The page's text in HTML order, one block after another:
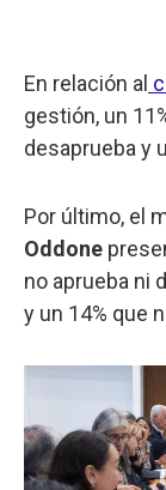
En relación al
gestión, un
desaprueba y
Por último, el
Oddone
no aprueba ni
y un 14% que